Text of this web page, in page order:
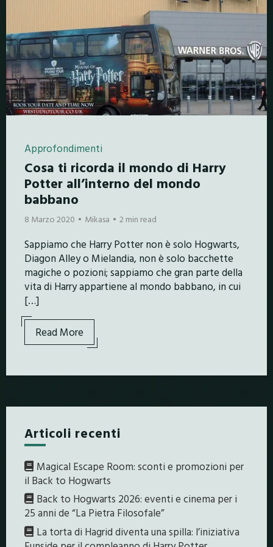
Approfondimenti
Cosa ti ricorda il mondo di Harry
Potter all’interno del mondo
babbano
8 Marzo 2020 Mikasa 2 min read
Sappiamo che Harry Potter non è solo Hogwarts,
Diagon Alley o Mielandia, non è solo bacchette
magiche o pozioni; sappiamo che gran parte della
vita di Harry appartiene al mondo babbano, in cui
[…]
Read More
Articoli recenti
Magical Escape Room: sconti e promozioni per
il Back to Hogwarts
Back to Hogwarts 2026: eventi e cinema per i
25 anni de “La Pietra Filosofale”
La torta di Hagrid diventa una spilla: l’iniziativa